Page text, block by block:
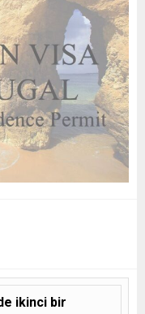
ikinci bir